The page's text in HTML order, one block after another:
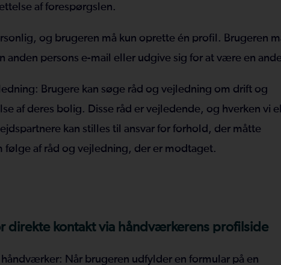
af forespørgslen.
og brugeren må kun oprette én profil. Brugeren
anden persons e-mail eller udgive sig for at være en
Brugere kan søge råd og vejledning om drift og
af deres bolig. Disse råd er vejledende, og hverken vi
kan stilles til ansvar for forhold, der måtte
følge af råd og vejledning, der er modtaget.
direkte kontakt via håndværkerens profilside
håndværker: Når brugeren udfylder en formular på en